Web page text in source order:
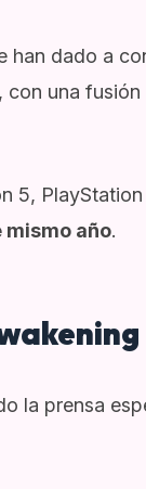
han dado a
con una
5,
año.
la prensa